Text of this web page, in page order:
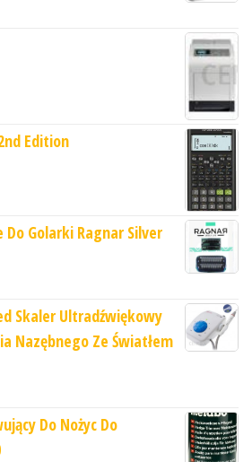
Edition
Golarki Ragnar Silver
Skaler Ultradźwiękowy
Nazębnego Ze Światłem
Do Nożyc Do